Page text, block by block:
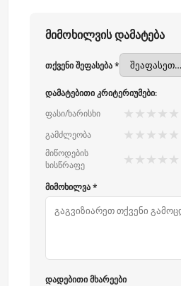
მიმოხილვის დამატება
თქვენი შეფასება *
დამატებითი კრიტერიუმები:
ფასი/ხარისხი
★ ★ ★ ★ ★
გამძლეობა ★ ★ ★ ★ ★
მიწოდების
სისწრაფე
★ ★ ★ ★ ★
მიმოხილვა *
დადებითი მხარეები